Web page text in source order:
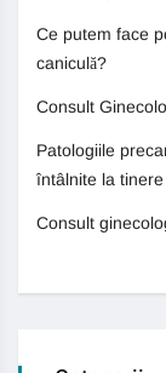
Ce putem face
caniculă?
Consult
Patologiile
întâlnite la tinere
Consult